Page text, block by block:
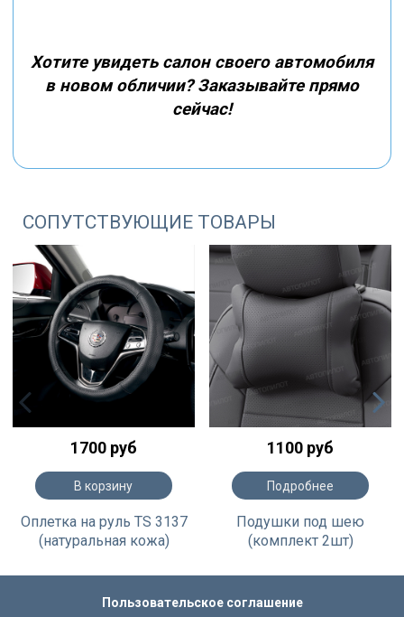
Хотите увидеть салон своего автомобиля
в новом обличии? Заказывайте прямо
сейчас!
СОПУТСТВУЮЩИЕ ТОВАРЫ
1700 руб
В корзину
Оплетка на руль TS 3137
(натуральная кожа)
1100 руб
Подробнее
Подушки под шею
(комплект 2шт)
Пользовательское соглашение